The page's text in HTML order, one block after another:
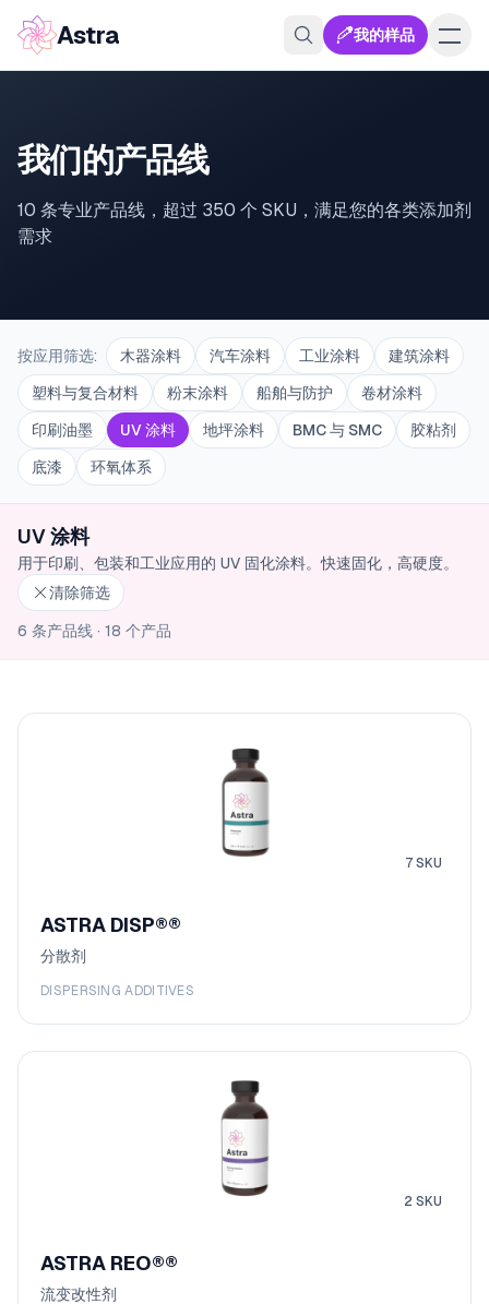
Astra 我的样品
我们的产品线
10 条专业产品线，超过 350 个 SKU，满足您的各类添加剂
需求
按应用筛选: 木器涂料 汽车涂料 工业涂料
建筑涂料
塑料与复合材料
粉末涂料 船舶与防护
卷材涂料
印刷油墨
UV 涂料 地坪涂料 BMC 与 SMC
胶粘剂
底漆
环氧体系
UV 涂料
用于印刷、包装和工业应用的 UV 固化涂料。快速固化，高硬度。
清除筛选
6 条产品线 · 18 个产品
7SKU
ASTRA DISP®®
分散剂
DISPERSING ADDITIVES
2 SKU
ASTRA REO®®
流变改性剂